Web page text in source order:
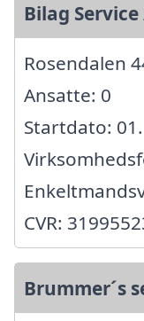
Bilag
Rosendalen
Ansatte: 0
Startdato:
CVR:
Brummer´s